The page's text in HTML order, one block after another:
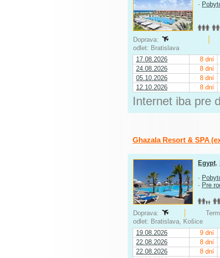
-
Doprava:
odlet: Bratislava
17.08.2026
8 dní
24.08.2026
8 dní
05.10.2026
8 dní
12.10.2026
8 dní
Internet iba pre
Ghazala Resort & SPA
Egypt,
-
- Pre
Doprava:
odlet: Bratislava, Košice
19.08.2026
9 dní
22.08.2026
8 dní
22.08.2026
8 dní